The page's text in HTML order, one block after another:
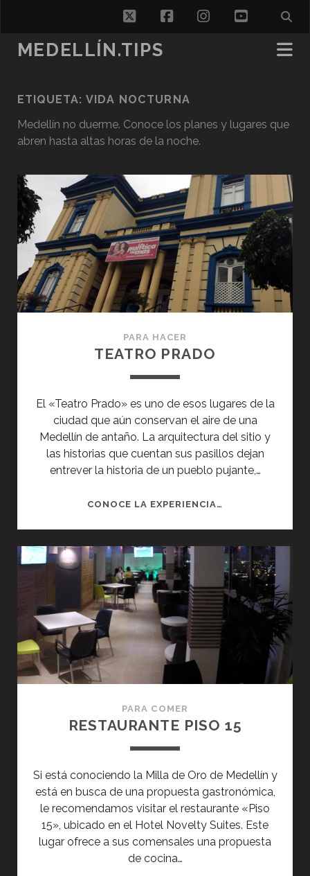
twitterfacebookinstagramyoutube
MEDELLÍN.TIPS
ETIQUETA: VIDA NOCTURNA
Medellín no duerme. Conoce los planes y lugares que
abren hasta altas horas de la noche.
PARA HACER
TEATRO PRADO
El «Teatro Prado» es uno de esos lugares de la
ciudad que aún conservan el aire de una
Medellín de antaño. La arquitectura del sitio y
las historias que cuentan sus pasillos dejan
entrever la historia de un pueblo pujante,…
CONOCE LA EXPERIENCIA…
PARA COMER
RESTAURANTE PISO 15
Si está conociendo la Milla de Oro de Medellín y
está en busca de una propuesta gastronómica,
le recomendamos visitar el restaurante «Piso
15», ubicado en el Hotel Novelty Suites. Este
lugar ofrece a sus comensales una propuesta
de cocina…